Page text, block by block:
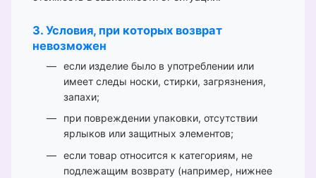
3. Условия, при которых возврат
невозможен
если изделие было в употреблении или
имеет следы носки, стирки, загрязнения,
запахи;
при повреждении упаковки, отсутствии
ярлыков или защитных элементов;
если товар относится к категориям, не
подлежащим возврату (например, нижнее